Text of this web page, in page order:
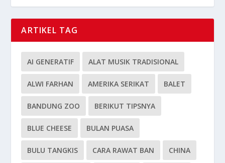
ARTIKEL TAG
AI GENERATIF ALAT MUSIK TRADISIONAL
ALWI FARHAN AMERIKA SERIKAT BALET
BANDUNG ZOO BERIKUT TIPSNYA
BLUE CHEESE BULAN PUASA
BULU TANGKIS CARA RAWAT BAN CHINA